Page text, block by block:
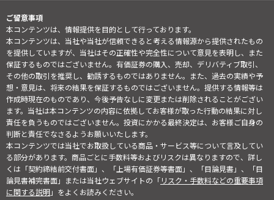
ご留意事項
本コンテンツは、情報提供を目的として行っております。
本コンテンツは、当社や当社が信頼できると考える情報源から提供されたもの
を提供していますが、当社はその正確性や完全性について意見を表明し、また
保証するものではございません。有価証券の購入、売却、デリバティブ取引、
その他の取引を推奨し、勧誘するものではありません。また、過去の実績や予
想・意見は、将来の結果を保証するものではございません。提供する情報等は
作成時現在のものであり、今後予告なしに変更または削除されることがござい
ます。当社は本コンテンツの内容に依拠してお客様が取った行動の結果に対し
責任を負うものではございません。投資にかかる最終決定は、お客様ご自身の
判断と責任でなさるようお願いいたします。
本コンテンツでは当社でお取扱している商品・サービス等について言及してい
る部分があります。商品ごとに手数料等およびリスクは異なりますので、詳し
くは「契約締結前交付書面」、「上場有価証券等書面」、「目論見書」、「目
論見書補完書面」または当社ウェブサイトの「リスク・手数料などの重要事項
に関する説明」をよくお読みください。